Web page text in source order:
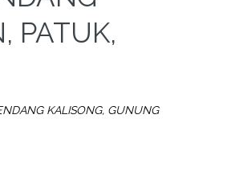
PATUK,
KALISONG, GUNUNG